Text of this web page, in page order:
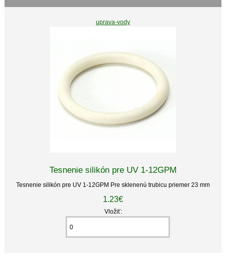
uprava-vody
Tesnenie silikón pre UV 1-12GPM
Tesnenie silikón pre UV 1-12GPM Pre sklenenú trubicu priemer 23 mm
1.23€
Vložiť: